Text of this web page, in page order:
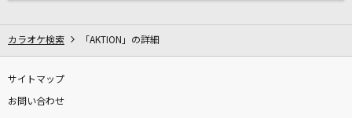
カラオケ検索 「AKTION」の詳細
サイトマップ
お問い合わせ